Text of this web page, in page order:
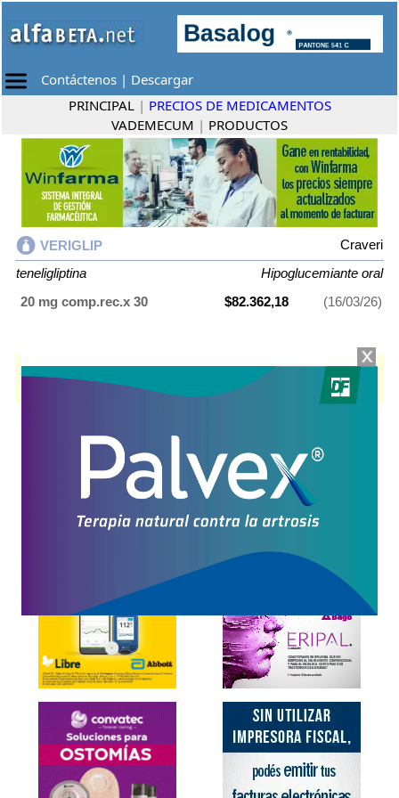
Contáctenos | Descargar
PRINCIPAL | PRECIOS DE MEDICAMENTOS
VADEMECUM | PRODUCTOS
VERIGLIP
Craveri
teneligliptina
Hipoglucemiante oral
20 mg comp.rec.x 30
$82.362,18 (16/03/26)
y se indica comoHipoglucemiante
. Es producido porCraveri y cuenta con 1 presentación disponible.
Explorar más
Otros productos con
teneligliptina
Otros productos de
Craveri